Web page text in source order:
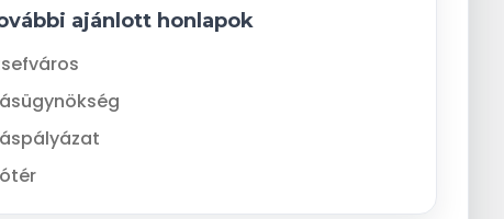
ajánlott honlapok